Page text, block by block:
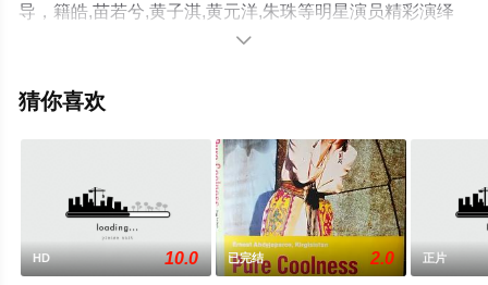
导，籍皓,苗若兮,黄子淇,黄元洋,朱珠等明星演员精彩演绎
的中国大陆电影，手机免费观看高清未删减完整版电影大
视猫或剧情网等平台了解。

猜你喜欢
HD 10.0 已完结 2.0 正片